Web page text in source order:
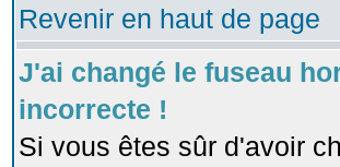
Revenir en haut de page
J'ai changé le fuseau
incorrecte !
Si vous êtes sûr d'avoir